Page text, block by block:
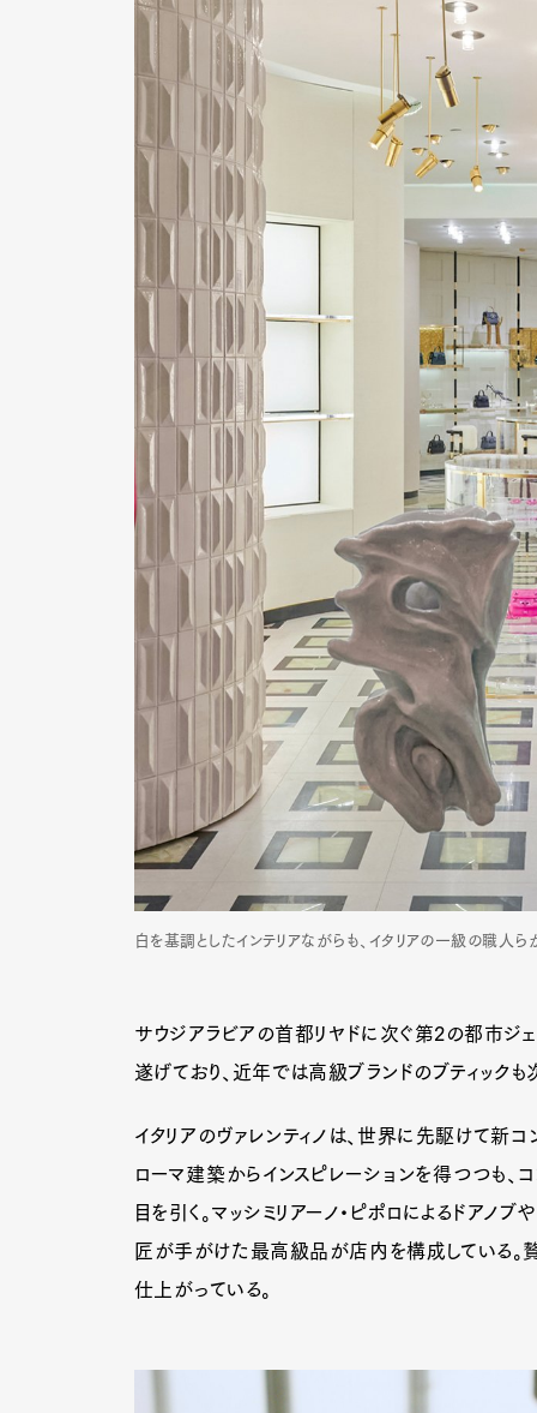
白を基調としたインテリアながらも、イタリアの一級の職人
サウジアラビアの首都リヤドに次ぐ第2の都市ジ
遂げており、近年では高級ブランドのブティックも
イタリアのヴァレンティノは、世界に先駆けて新
ローマ建築からインスピレーションを得つつも、
目を引く。マッシミリアーノ・ピポロによるドアノブ
匠が手がけた最高級品が店内を構成している。
仕上がっている。